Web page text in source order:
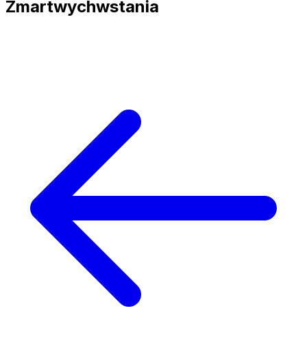
Zmartwychwstania